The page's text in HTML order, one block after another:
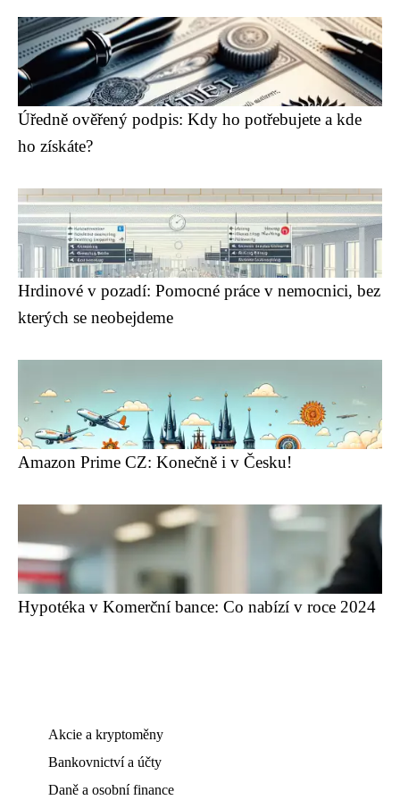
Úředně ověřený podpis: Kdy ho potřebujete a kde
ho získáte?
Hrdinové v pozadí: Pomocné práce v nemocnici, bez
kterých se neobejdeme
Amazon Prime CZ: Konečně i v Česku!
Hypotéka v Komerční bance: Co nabízí v roce 2024
Akcie a kryptoměny
Bankovnictví a účty
Daně a osobní finance